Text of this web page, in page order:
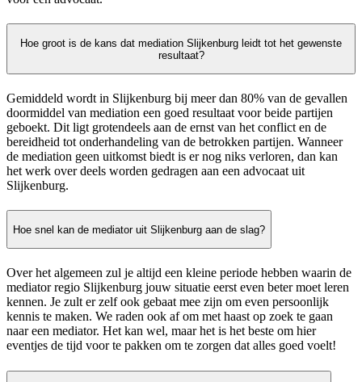
Hoe groot is de kans dat mediation Slijkenburg leidt tot het gewenste
resultaat?
Gemiddeld wordt in Slijkenburg bij meer dan 80% van de gevallen
doormiddel van mediation een goed resultaat voor beide partijen
geboekt. Dit ligt grotendeels aan de ernst van het conflict en de
bereidheid tot onderhandeling van de betrokken partijen. Wanneer
de mediation geen uitkomst biedt is er nog niks verloren, dan kan
het werk over deels worden gedragen aan een advocaat uit
Slijkenburg.
Hoe snel kan de mediator uit Slijkenburg aan de slag?
Over het algemeen zul je altijd een kleine periode hebben waarin de
mediator regio Slijkenburg jouw situatie eerst even beter moet leren
kennen. Je zult er zelf ook gebaat mee zijn om even persoonlijk
kennis te maken. We raden ook af om met haast op zoek te gaan
naar een mediator. Het kan wel, maar het is het beste om hier
eventjes de tijd voor te pakken om te zorgen dat alles goed voelt!